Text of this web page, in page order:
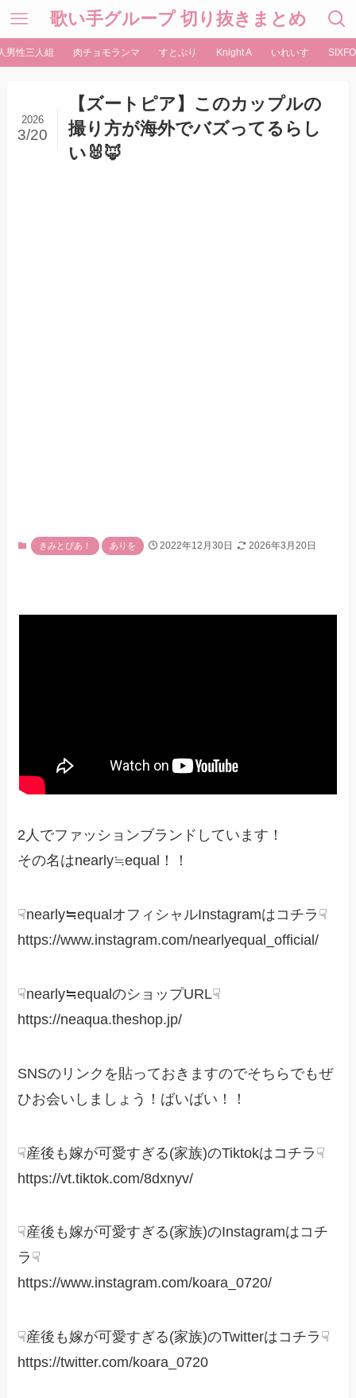
歌い手グループ 切り抜きまとめ
男性三人組 肉チョモランマ すとぷり Knight A いれいす
【ズートピア】このカップルの
撮り方が海外でバズってるらし
い🐰🦊
2026
3/20
きみとぴあ！ ありを 2022年12月30日 2026年3月20日
2人でファッションブランドしています！
その名はnearly≒equal！！
☟nearly≒equalオフィシャルInstagramはコチラ☟
https://www.instagram.com/nearlyequal_official/
☟nearly≒equalのショップURL☟
https://neaqua.theshop.jp/
SNSのリンクを貼っておきますのでそちらでもぜ
ひお会いしましょう！ばいばい！！
☟産後も嫁が可愛すぎる(家族)のTiktokはコチラ☟
https://vt.tiktok.com/8dxnyv/
☟産後も嫁が可愛すぎる(家族)のInstagramはコチ
ラ☟
https://www.instagram.com/koara_0720/
☟産後も嫁が可愛すぎる(家族)のTwitterはコチラ☟
https://twitter.com/koara_0720